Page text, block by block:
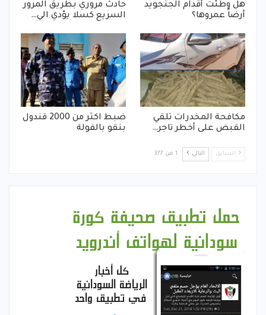
هل وطئت أقدام الجنجويد
أرضاً عمروها؟
حادث مروري بطريق المرور
السريع كسلا يؤدي الي…
مكافحة المخدرات تلقي
القبض على أخطر تاجر…
ضبط اكثر من 2000 قندول
بنقو بالفولة
السابق التالي 1 من 377